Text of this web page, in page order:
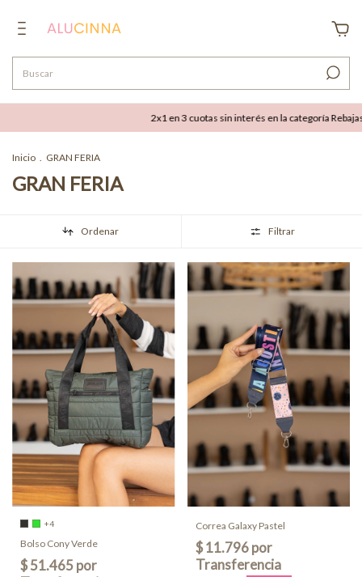
2x1 en 3 cuotas sin interés en la categoría Rebajas
Inicio . GRAN FERIA
GRAN FERIA
Ordenar Filtrar
+4
Bolso Cony Verde
Correa Galaxy Pastel